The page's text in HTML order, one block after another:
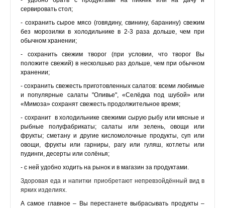
сервировать стол;
- сохранить сырое мясо (говядину, свинину, баранину) свежим
без морозилки в холодильнике в 2-3 раза дольше, чем при
обычном хранении;
- сохранить свежим творог (при условии, что творог Вы
положите свежий) в несколшько раз дольше, чем при обычном
хранении;
- сохранить свежесть приготовленных салатов: всеми любимые
и популярные салаты "Оливье", «Селёдка под шубой» или
«Мимоза» сохранят свежесть продолжительное время;
- сохранит в холодильнике свежими сырую рыбу или мясные и
рыбные полуфабрикаты; салаты или зелень, овощи или
фрукты; сметану и другие кисломолочные продукты, суп или
овощи, фрукты или гарниры, рагу или гуляш, котлеты или
пудинги, десерты или солёнья;
- с ней удобно ходить на рынок и в магазин за продуктами.
Здоровая еда и напитки приобретают непревзойдённый вид в
ярких изделиях.
А самое главное – Вы перестанете выбрасывать продукты –